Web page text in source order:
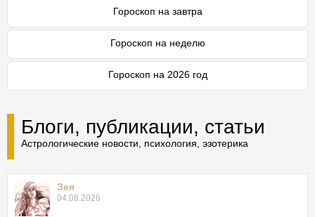
Гороскоп на завтра
Гороскоп на неделю
Гороскоп на 2026 год
Блоги, публикации, статьи
Астрологические новости, психология, эзотерика
Зея
04.08.2026